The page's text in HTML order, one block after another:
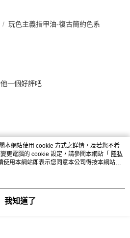
玩色主義指甲油-復古簡約色系
一個好評吧
本網站使用 cookie 方式之詳情，及若您不希
更電腦的 cookie 設定，請參閱本網站「 隱私
使用本網站即表示您同意本公司得按本網站使
我知道了